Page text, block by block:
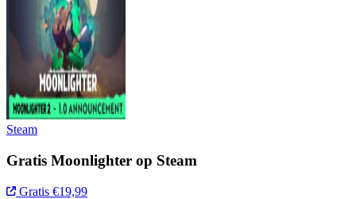
Steam
Gratis Moonlighter op Steam
Gratis €19,99